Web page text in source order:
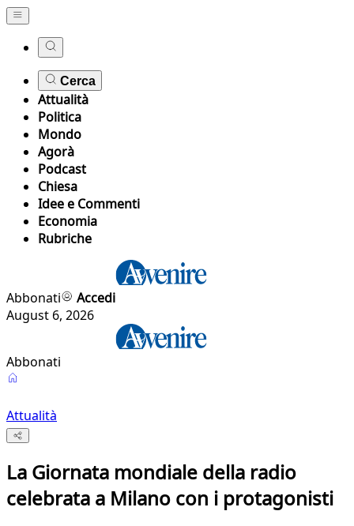
Cerca
Attualità
Politica
Mondo
Agorà
Podcast
Chiesa
Idee e Commenti
Economia
Rubriche
Abbonati
Accedi
August 6, 2026
Abbonati
Attualità
La Giornata mondiale della radio
celebrata a Milano con i protagonisti